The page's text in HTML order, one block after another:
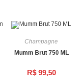
Champagne
Mumm Brut 750 ML
R$99,50